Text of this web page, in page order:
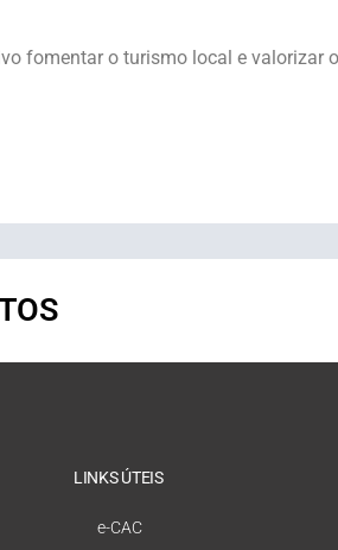
fomentar o turismo local e valorizar
LINKS ÚTEIS
e-CAC